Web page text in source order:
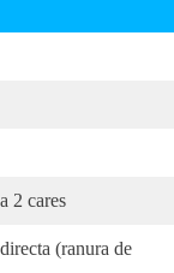
2 cares
(ranura de